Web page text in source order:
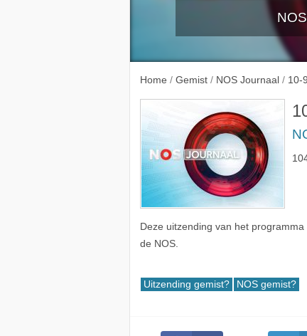
Home / Gemist / NOS Journaal / 10-
Deze uitzending van het
de NOS.
Uitzending gemist? NOS gemist?